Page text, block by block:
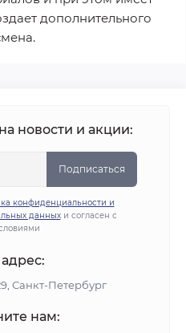
дополнительного
новости и акции:
Подписаться
конфиденциальности и
данныхи согласен с
Санкт-Петербург
нам: